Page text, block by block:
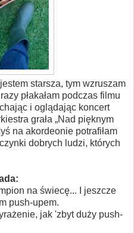
starsza, tym wzruszam
płakałam podczas filmu
i oglądając koncert
grała „Nad pięknym
na akordeonie potrafiłam
dobrych ludzi, których
na świecę... I jeszcze
push-upem.
jak 'zbyt duży push-